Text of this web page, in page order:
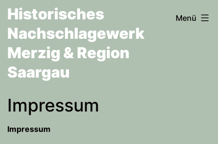
Zum
Inhalt
springen
Historisches
Nachschlagewerk
Merzig & Region
Saargau
Menü
Impressum
Impressum